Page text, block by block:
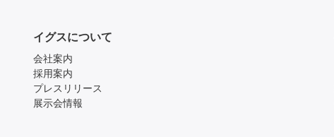
イグスについて
会社案内
採用案内
プレスリリース
展示会情報